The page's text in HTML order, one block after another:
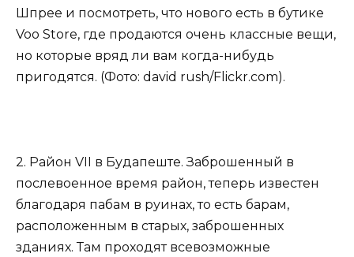
Шпрее и посмотреть, что нового есть в бутике
Voo Store, где продаются очень классные вещи,
но которые вряд ли вам когда-нибудь
пригодятся. (Фото: david rush/Flickr.com).
2. Район VII в Будапеште. Заброшенный в
послевоенное время район, теперь известен
благодаря пабам в руинах, то есть барам,
расположенным в старых, заброшенных
зданиях. Там проходят всевозможные